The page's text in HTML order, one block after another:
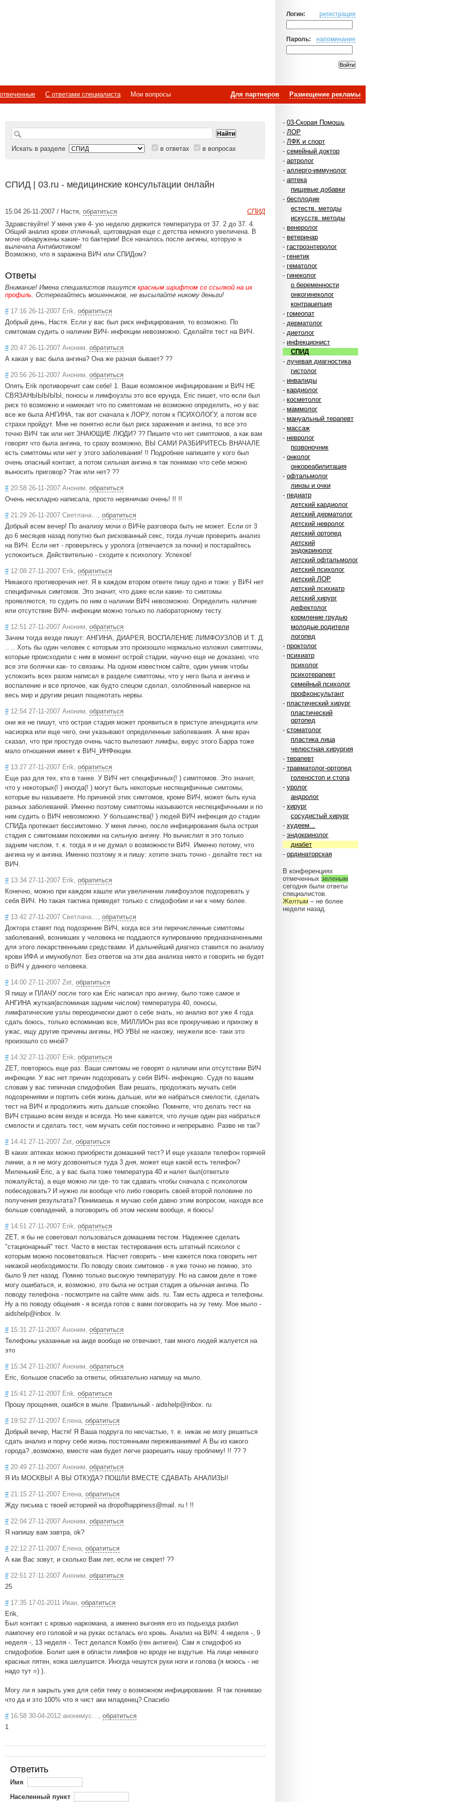
Логин: регистрация
Пароль: напоминание
Размещение рекламы
Для партнеров
С ответами специалиста
Мои вопросы
- 03-Скорая Помощь
- ЛОР
- ЛФК и спорт
- семейный доктор
- артролог
- аллерго-иммунолог
- аптека
пищевые добавки
- бесплодие
естеств. методы
искусств. методы
- венеролог
- ветеринар
- гастроэнтеролог
- генетик
- гематолог
- гинеколог
о беременности
онкогинеколог
контрацепция
- гомеопат
- дерматолог
- диетолог
- инфекционист
СПИД
- лучевая диагностика
гистолог
- инвалиды
- кардиолог
- косметолог
- маммолог
- мануальный терапевт
- массаж
- невролог
позвоночник
- онколог
онкореабилитация
- офтальмолог
линзы и очки
- педиатр
детский кардиолог
детский дерматолог
детский невролог
детский ортопед
детский
эндокринолог
детский офтальмолог
детский психолог
детский ЛОР
детский психиатр
детский хирург
дефектолог
кормление грудью
молодые родители
логопед
- проктолог
- психиатр
психолог
психотерапевт
семейный психолог
профконсультант
- пластический хирург
пластический
ортопед
- стоматолог
пластика лица
челюстная хирургия
- терапевт
- травматолог-ортопед
голеностоп и стопа
- уролог
андролог
- хирург
сосудистый хирург
- худеем...
- эндокринолог
диабет
- ординаторская
В конференциях
отмеченных зеленым
сегодня были ответы
специалистов.
Желтым – не более
недели назад.
Искать в разделе в ответах в вопросах
СПИД | 03.ru - медицинские консультации онлайн
СПИД
15:04 26-11-2007 / Настя, обратиться
Здравствуйте! У меня уже 4- ую неделю держится температура от 37. 2 до 37. 4.
Общий анализ крови отличный, щитовидная еще с детства немного увеличена. В
моче обнаружены какие- то бактерии! Все началось после ангины, которую я
вылечила Антибиотиком!
Возможно, что я заражена ВИЧ или СПИДом?
Ответы
Внимание! Имена специалистов пишутся красным шрифтом со ссылкой на их
профиль. Остерегайтесь мошенников, не высылайте никому деньги!
#17:16 26-11-2007 Erik, обратиться
Добрый день, Настя. Если у вас был риск инфицирования, то возможно. По
симтомам судить о наличии ВИЧ- инфекции невозможно. Сделайте тест на ВИЧ.
#20:47 26-11-2007 Аноним, обратиться
А какая у вас была ангина? Она же разная бывает? ??
#20:56 26-11-2007 Аноним, обратиться
Опять Erik противоречит сам себе! 1. Ваше возможное инфицирование и ВИЧ НЕ
СВЯЗАНЫЫЫЫЫ, поносы и лимфоузлы это все ерунда, Eric пишет, что если был
риск то возможно и намекает что по симптомам не возможно определить, но у вас
все же была АНГИНА, так вот сначала к ЛОРУ, потом к ПСИХОЛОГУ, а потом все
страхи пройдут. Мне не понятно если был риск заражения и ангина, то все это
точно ВИЧ так или нет ЗНАЮЩИЕ ЛЮДИ? ?? Пишите что нет симптомов, а как вам
говорят что была ангина, то сразу возможно, ВЫ САМИ РАЗБИРИТЕСЬ ВНАЧАЛЕ
есть симптомы или нет у этого заболевания! !! Подробнее напишите у кого был
очень опасный контакт, а потом сильная ангина я так понимаю что себе можно
выносить приговор? ?так или нет? ??
#20:58 26-11-2007 Аноним, обратиться
Очень нескладно написала, просто нервничаю очень! !! !!
#21:29 26-11-2007 Светлана…, обратиться
Добрый всем вечер! По анализу мочи о ВИЧе разговора быть не может. Если от 3
до 6 месяцев назад попутно был рискованный секс, тогда лучше проверить анализ
на ВИЧ. Если нет - проверьтесь у уролога (отвечается за почки) и постарайтесь
успокоиться. Действительно - сходите к психологу. Успехов!
#12:08 27-11-2007 Erik, обратиться
Никакого противоречия нет. Я в каждом втором ответе пишу одно и тоже: у ВИЧ нет
специфичных симтомов. Это значит, что даже если какие- то симтомы
проявляются, то судить по ним о наличии ВИЧ невозможно. Определить наличие
или отсутствие ВИЧ- инфекции можно только по лабораторному тесту.
#12:51 27-11-2007 Аноним, обратиться
Зачем тогда везде пишут: АНГИНА, ДИАРЕЯ, ВОСПАЛЕНИЕ ЛИМФОУЗЛОВ И Т. Д.
.. .. Хоть бы один человек с которым это произошло нормально изложил симптомы,
которые происходили с ним в момент острой стадии, научно еще не доказано, что
все эти болячки как- то связаны. На одном известном сайте, один умник чтобы
успокоить всех разом написал в разделе симптомы, что у него была и ангина и
воспаление и все прпочее, как будто спецом сделал, озлобленный наверное на
весь мир и другим решил пощекотать нервы.
#12:54 27-11-2007 Аноним, обратиться
они же не пишут, что острая стадия может проявиться в приступе апендицита или
насиорка или еще чего, они указывают определенные заболевания. А мне врач
сказал, что при простуде очень часто вылезают лимфы, вирус этого Барра тоже
мало отношения имеет к ВИЧ_ИНФекции.
#13:27 27-11-2007 Erik, обратиться
Еще раз для тех, кто в танке. У ВИЧ нет специфичных(! ) симптомов. Это значит,
что у некоторых(! ) иногда(! ) могут быть некоторые неспецифичные симтомы,
которые вы называете. Но причиной этих симтомов, кроме ВИЧ, может быть куча
разных заболеваний. Именно поэтому симптомы называются неспецифичными и по
ним судить о ВИЧ невозможно. У большинства(! ) людей ВИЧ инфекция до стадии
СПИДа протекает бессимтомно. У меня лично, после инфицирования была острая
стадия с симтомами похожими на сильную ангину. Но вычислил я это только
задним числом, т. к. тогда я и не думал о возможности ВИЧ. Именно потому, что
ангина ну и ангина. Именно поэтому я и пишу: хотите знать точно - делайте тест на
ВИЧ.
#13:34 27-11-2007 Erik, обратиться
Конечно, можно при каждом кашле или увеличении лимфоузлов подозревать у
себя ВИЧ. Но такая тактика приведет только с спидофобии и ни к чему более.
#13:42 27-11-2007 Светлана…, обратиться
Доктора ставят под подозрение ВИЧ, когда все эти перечисленные симптомы
заболеваний, возникших у человека не поддаются купированию предназначенными
для этого лекарственными средствами. И дальнейший диагноз ставится по анализу
крови ИФА и имунобулот. Без ответов на эти два анализа никто и говорить не будет
о ВИЧ у данного человека.
#14:00 27-11-2007 Zet, обратиться
Я пишу и ПЛАЧУ после того как Eric написал про ангину, было тоже самое и
АНГИНА жуткая(вспоминая задним числом) температура 40, поносы,
лимфатические узлы переодически дают о себе знать, но анализ вот уже 4 года
сдать боюсь, только вспоминаю все, МИЛЛИОн раз все прокручиваю и прихожу в
ужас, ищу другие причины ангины, НО УВЫ не нахожу, неужели все- таки это
произошло со мной?
#14:32 27-11-2007 Erik, обратиться
ZET, повторюсь еще раз. Ваши симтомы не говорят о наличии или отсутствии ВИЧ
инфекции. У вас нет причин подозревать у себя ВИЧ- инфекцию. Судя по вашим
словам у вас типичная спидофобия. Вам решать, продолжать мучать себя
подозрениями и портить себя жизнь дальше, или же набраться смелости, сделать
тест на ВИЧ и продолжить жить дальше спокойно. Помните, что делать тест на
ВИЧ страшно всем везде и всегда. Но мне кажется, что лучше один раз набраться
смелости и сделать тест, чем мучать себя постоянно и непрерывно. Разве не так?
#14:41 27-11-2007 Zet, обратиться
В каких аптеках можно приобрести домашний тест? И еще указали телефон горячей
линии, а я не могу дозвониться туда 3 дня, может еще какой есть телефон?
Миленький Eric, а у вас была тоже температура 40 и налет был(ответьте
пожалуйста), а еще можно ли где- то так сдавать чтобы сначала с психологом
побеседовать? И нужно ли вообще что либо говорить своей второй половине ло
получения результата? Понимаешь я мучаю себя давно этим вопросом, находя все
больше совпадений, а поговорить об этом нескем вообще, я боюсь!
#14:51 27-11-2007 Erik, обратиться
ZET, я бы не советовал пользоваться домашним тестом. Надежнее сделать
"стационарный" тест. Часто в местах тестирования есть штатный психолог с
которым можно посоветоваться. Насчет говорить - мне кажется пока говорить нет
никакой необходимости. По поводу своих симтомов - я уже точно не помню, это
было 9 лет назад. Помню только высокую температуру. Но на самом деле я тоже
могу ошибаться, и, возможно, это была не острая стадия а обычная ангина. По
поводу телефона - посмотрите на сайте www. aids. ru. Там есть адреса и телефоны.
Ну а по поводу общения - я всегда готов с вами поговорить на эу тему. Мое мыло -
aidshelp@inbox. lv.
#15:31 27-11-2007 Аноним, обратиться
Телефоны указанные на аиде вообще не отвечают, там много людей жалуется на
это
#15:34 27-11-2007 Аноним, обратиться
Eric, большое спасибо за ответы, обязательно напишу на мыло.
#15:41 27-11-2007 Erik, обратиться
Прошу прощения, ошибся в мыле. Правильный - aidshelp@inbox. ru
#19:52 27-11-2007 Елена, обратиться
Добрый вечер, Настя! Я Ваша подруга по несчастью, т. е. никак не могу решиться
сдать анализ и порчу себе жизнь постоянными переживаниями! А Вы из какого
города? ,возможно, вместе нам будет легче разрешить нашу проблему! !! ?? ?
#20:49 27-11-2007 Аноним, обратиться
Я Из МОСКВЫ! А ВЫ ОТКУДА? ПОШЛИ ВМЕСТЕ СДАВАТЬ АНАЛИЗЫ!
#21:15 27-11-2007 Елена, обратиться
Жду письма с твоей историей на dropofhappiness@mail. ru ! !!
#22:04 27-11-2007 Аноним, обратиться
Я напишу вам завтра, ok?
#22:12 27-11-2007 Елена, обратиться
А как Вас зовут, и сколько Вам лет, если не секрет! ??
#22:51 27-11-2007 Аноним, обратиться
25
#17:35 17-01-2011 Иван, обратиться
Erik,
Был контакт с кровью наркомана, а именно выгоняя его из подьезда разбил
лампочку его головой и на руках осталась его кровь. Анализ на ВИЧ: 4 неделя -, 9
неделя -, 13 неделя -. Тест делался Комбо (ген антиген). Сам я спидофоб из
спидофобов. Болит шея в области лимфов но вроде не вздутые. На лице немного
красных пятен, кожа шелушится. Иногда чешутся руки ноги и голова (я моюсь - не
надо тут =) ).
Могу ли я закрыть уже для себя тему о возможном инфицировании. Я так понимаю
что да и это 100% что я чист аки младенец? Спасибо
#16:58 30-04-2012 анонимус…, обратиться
1
Ответить
Имя
Населенный пункт